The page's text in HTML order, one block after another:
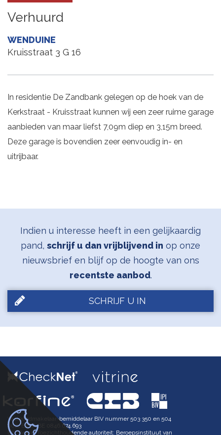
Verhuurd
WENDUINE
Kruisstraat 3 G 16
In residentie De Zandbank gelegen op de hoek van de
Kerkstraat - Kruisstraat kunnen wij een zeer ruime garage
aanbieden van maar liefst 7,09m diep en 3,15m breed.
Deze garage is bovendien zeer eenvoudig in- en
uitrijbaar.
Indien u interesse heeft in een gelijkaardig
pand, schrijf u dan vrijblijvend in op onze
nieuwsbrief en blijf op de hoogte van ons
recentste aanbod.
SCHRIJF U IN
Vastgoedmakelaar-bemiddelaar BIV nummer 503 350 en 504
602, BTW-BE 0846.674.693
BIV België Toezichthoudende autoriteit: Beroepsinstituut van